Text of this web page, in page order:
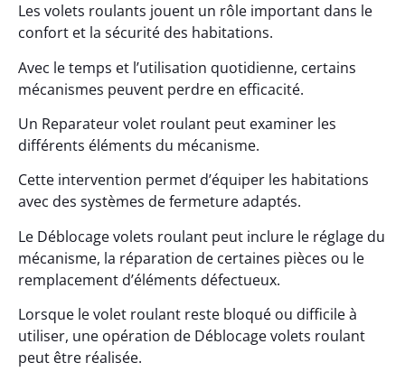
Les volets roulants jouent un rôle important dans le
confort et la sécurité des habitations.
Avec le temps et l’utilisation quotidienne, certains
mécanismes peuvent perdre en efficacité.
Un Reparateur volet roulant peut examiner les
différents éléments du mécanisme.
Cette intervention permet d’équiper les habitations
avec des systèmes de fermeture adaptés.
Le Déblocage volets roulant peut inclure le réglage du
mécanisme, la réparation de certaines pièces ou le
remplacement d’éléments défectueux.
Lorsque le volet roulant reste bloqué ou difficile à
utiliser, une opération de Déblocage volets roulant
peut être réalisée.